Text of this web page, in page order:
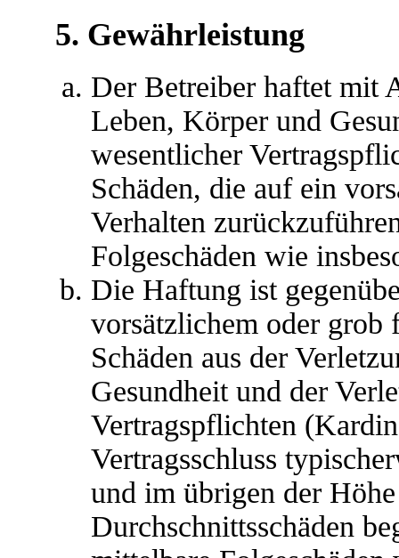
5. Gewährleistung
Der Betreiber haftet mit
Leben, Körper und
wesentlicher
Schäden, die auf ein
Verhalten
Folgeschäden wie
Die Haftung ist
vorsätzlichem oder grob
Schäden aus der
Gesundheit und der
Vertragspflichten
Vertragsschluss
und im übrigen der
Durchschnittsschäden